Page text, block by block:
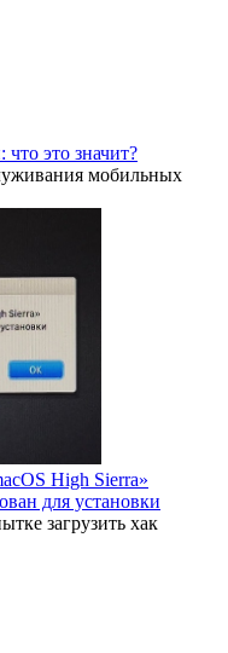
это значит?
мобильных
High Sierra»
для установки
загрузить хак